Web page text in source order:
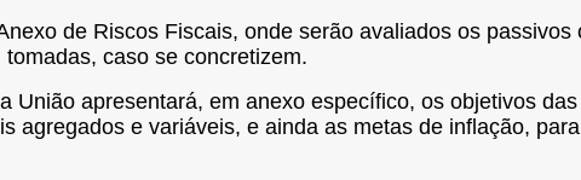
de Riscos Fiscais, onde serão avaliados os
caso se concretizem.
União apresentará, em anexo específico, os objetivos
agregados e variáveis, e ainda as metas de inflação,